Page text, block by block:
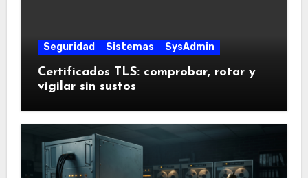
Seguridad Sistemas SysAdmin
Certificados TLS: comprobar, rotar y
vigilar sin sustos